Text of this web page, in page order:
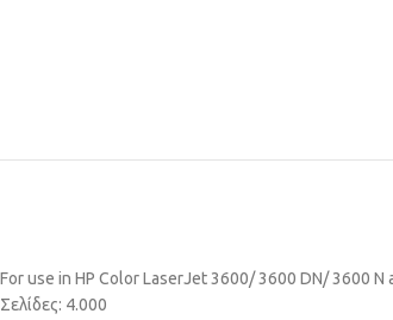
For use in HP Color LaserJet 3600/ 3600 DN/ 3600 N
Σελίδες: 4.000